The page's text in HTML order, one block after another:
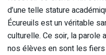
d’une telle stature
Écureuils est un véritable
culturelle. Ce soir, la parole
nos élèves en sont les fiers